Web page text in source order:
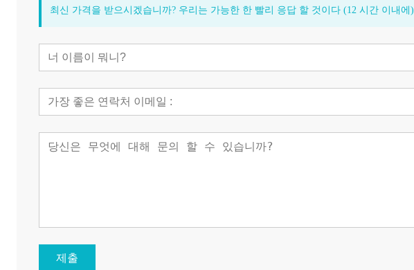
최신 가격을 받으시겠습니까? 우리는 가능한 한 빨리 응답 할 것이다 (12 시간 이내에)
제출